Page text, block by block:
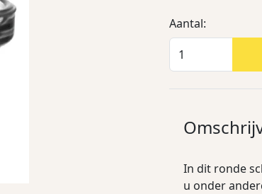
Aantal:
In dit ronde
u onder